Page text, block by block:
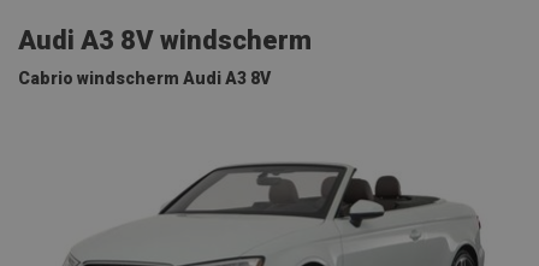
Audi A3 8V windscherm
Cabrio windscherm Audi A3 8V